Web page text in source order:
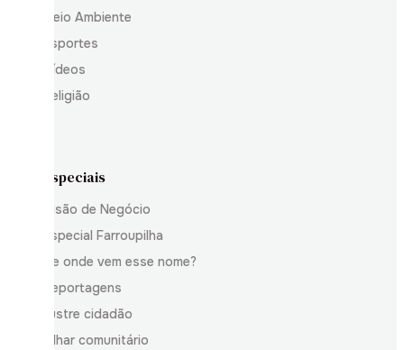
Meio Ambiente
Esportes
Vídeos
Religião
Especiais
Visão de Negócio
Especial Farroupilha
De onde vem esse nome?
Reportagens
Ilustre cidadão
Olhar comunitário